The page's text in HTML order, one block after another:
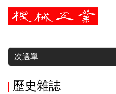
暫停
次選單
歷史雜誌